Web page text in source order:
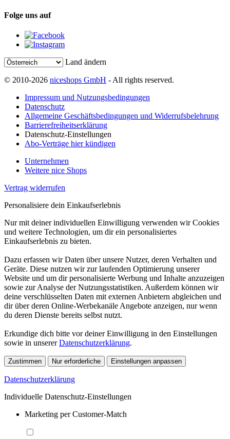
Folge uns auf
Land ändern
© 2010-2026 niceshops GmbH - All rights reserved.
Impressum und Nutzungsbedingungen
Datenschutz
Allgemeine Geschäftsbedingungen und Widerrufsbelehrung
Barrierefreiheitserklärung
Datenschutz-Einstellungen
Abo-Verträge hier kündigen
Unternehmen
Weitere nice Shops
Vertrag widerrufen
Personalisiere dein Einkaufserlebnis
Nur mit deiner individuellen Einwilligung verwenden wir Cookies
und weitere Technologien, um dir ein personalisiertes
Einkaufserlebnis zu bieten.
Dazu erfassen wir Daten über unsere Nutzer, deren Verhalten und
Geräte. Diese nutzen wir zur laufenden Optimierung unserer
Website und um dir personalisierte Werbung und Inhalte anzuzeigen
sowie zur Analyse der Nutzungsstatistiken. Außerdem können wir
deine verschlüsselten Daten mit externen Anbietern abgleichen und
dir über deren Online-Werbekanäle Angebote anzeigen, nur wenn
du deren Dienste bereits selbst nutzt.
Erkundige dich bitte vor deiner Einwilligung in den Einstellungen
sowie in unsererDatenschutzerklärung.
Zustimmen Nur erforderliche Einstellungen anpassen
Datenschutzerklärung
Individuelle Datenschutz-Einstellungen
Marketing per Customer-Match